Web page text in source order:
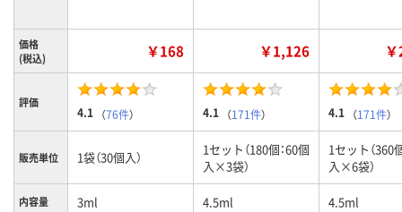
価格
(税込)
￥168 ￥1,126
評価
4.1 （76件） 4.1 （171件） 4.1 （171件）
販売単位 1袋（30個入）
1セット（180個：60個
入×3袋）
1セット（360
入×6袋）
内容量 3ml 4.5ml 4.5ml